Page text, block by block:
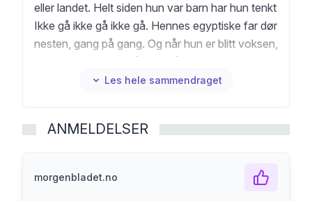
eller landet. Helt siden hun var barn har hun tenkt
Ikke gå ikke gå ikke gå. Hennes egyptiske far dør
nesten, gang på gang. Og når hun er blitt voksen,
har man som barn, som avkom? Far og datter
norsk kultur å gjøre, eller ligger beveggrunnene i
Les hele sammendraget
ANMELDELSER
morgenbladet.no